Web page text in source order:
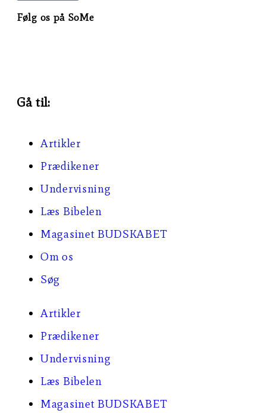
Gå til:
Artikler
Prædikener
Undervisning
Læs Bibelen
Magasinet BUDSKABET
Om os
Søg
Artikler
Prædikener
Undervisning
Læs Bibelen
Magasinet BUDSKABET
Følg os på SoMe